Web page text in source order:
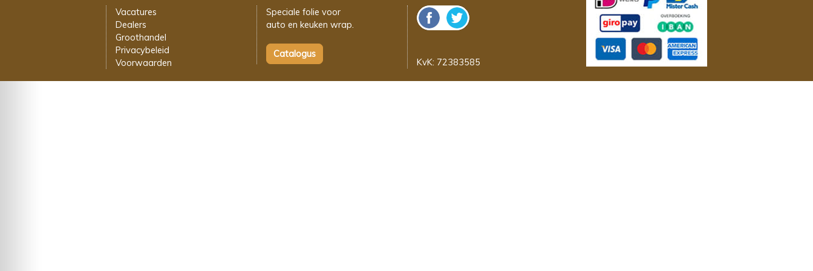
Vacatures
Dealers
Groothandel
Privacybeleid
Voorwaarden
Speciale folie voor
auto en keuken wrap.
KvK: 72383585